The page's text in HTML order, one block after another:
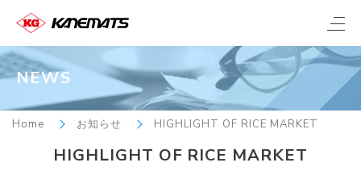
NEWS
Home お知らせ HIGHLIGHT OF RICE MARKET
HIGHLIGHT OF RICE MARKET